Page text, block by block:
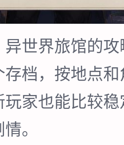
异世界旅馆的
存档，按地点
玩家也能比较
。